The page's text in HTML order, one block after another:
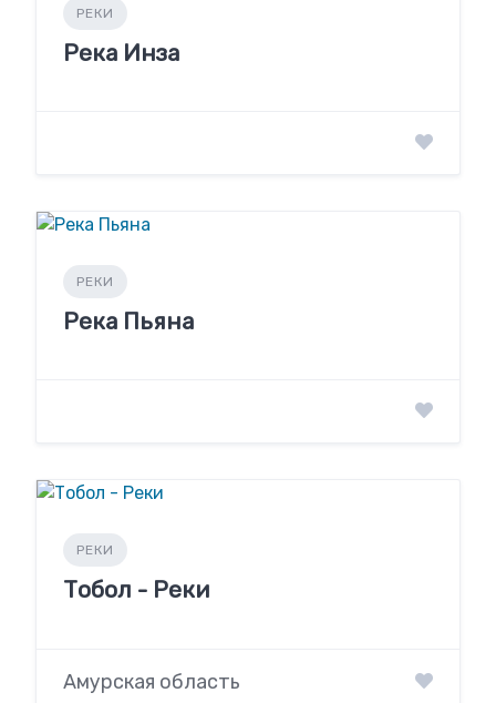
РЕКИ
Река Инза
РЕКИ
Река Пьяна
РЕКИ
Тобол - Реки
Амурская область